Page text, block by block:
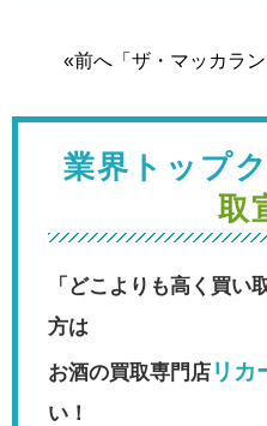
«前へ「ザ・マッカラン
業界トップ
取
「どこよりも高く買い
方は
お酒の買取専門店 リカ
い！